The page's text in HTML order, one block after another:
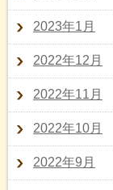
2023年1月
2022年12月
2022年11月
2022年10月
2022年9月